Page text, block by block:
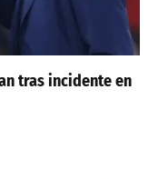
tras incidente en